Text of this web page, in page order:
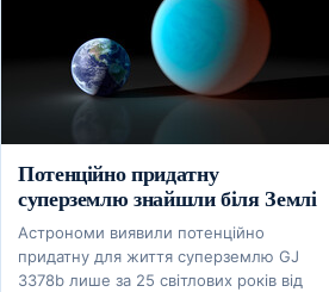
Потенційно придатну
суперземлю знайшли біля Землі
Астрономи виявили потенційно
придатну для життя суперземлю GJ
3378b лише за 25 світлових років від